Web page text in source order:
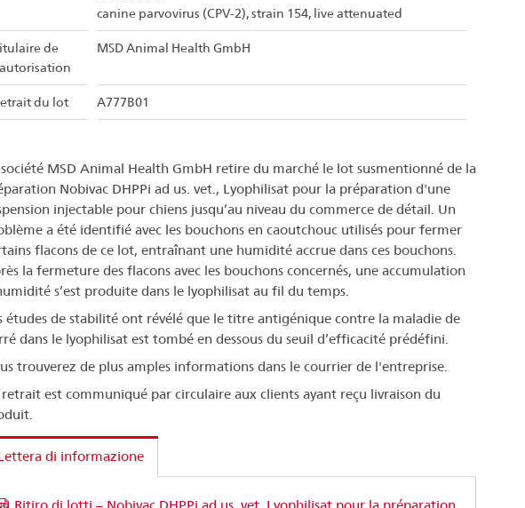
canine parvovirus (CPV-2), strain 154, live attenuated
de
MSD Animal Health GmbH
du lot A777B01
société MSD Animal Health GmbH retire du marché le lot susmentionné de la
Nobivac DHPPi ad us. vet., Lyophilisat pour la préparation d'une
injectable pour chiens jusqu’au niveau du commerce de détail. Un
a été identifié avec les bouchons en caoutchouc utilisés pour fermer
flacons de ce lot, entraînant une humidité accrue dans ces bouchons.
la fermeture des flacons avec les bouchons concernés, une accumulation
s’est produite dans le lyophilisat au fil du temps.
études de stabilité ont révélé que le titre antigénique contre la maladie de
dans le lyophilisat est tombé en dessous du seuil d’efficacité prédéfini.
trouverez de plus amples informations dans le courrier de l'entreprise.
retrait est communiqué par circulaire aux clients ayant reçu livraison du
di informazione